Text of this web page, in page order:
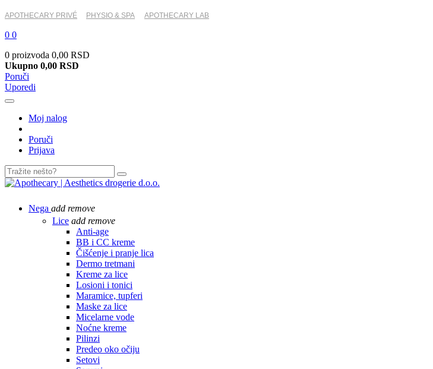
APOTHECARY PRIVÉ PHYSIO & SPA APOTHECARY LAB
0 0
0 proizvoda 0,00 RSD
Ukupno 0,00 RSD
Poruči
Uporedi
Moj nalog
Poruči
Prijava
Nega add remove
Lice add remove
Anti-age
BB i CC kreme
Čišćenje i pranje lica
Dermo tretmani
Kreme za lice
Losioni i tonici
Maramice, tupferi
Maske za lice
Micelarne vode
Noćne kreme
Pilinzi
Predeo oko očiju
Setovi